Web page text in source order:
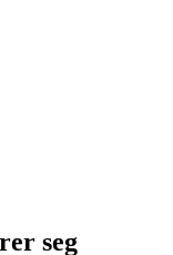
seg